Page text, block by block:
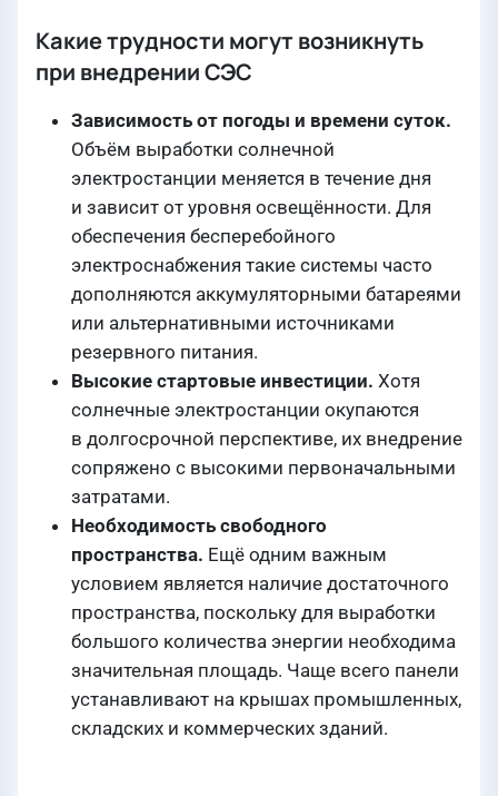
Какие трудности могут возникнуть
при внедрении СЭС
Зависимость от погоды и времени суток.
Объём выработки солнечной
электростанции меняется в течение дня
и зависит от уровня освещённости. Для
обеспечения бесперебойного
электроснабжения такие системы часто
дополняются аккумуляторными батареями
или альтернативными источниками
резервного питания.
Высокие стартовые инвестиции. Хотя
солнечные электростанции окупаются
в долгосрочной перспективе, их внедрение
сопряжено с высокими первоначальными
затратами.
Необходимость свободного
пространства. Ещё одним важным
условием является наличие достаточного
пространства, поскольку для выработки
большого количества энергии необходима
значительная площадь. Чаще всего панели
устанавливают на крышах промышленных,
складских и коммерческих зданий.